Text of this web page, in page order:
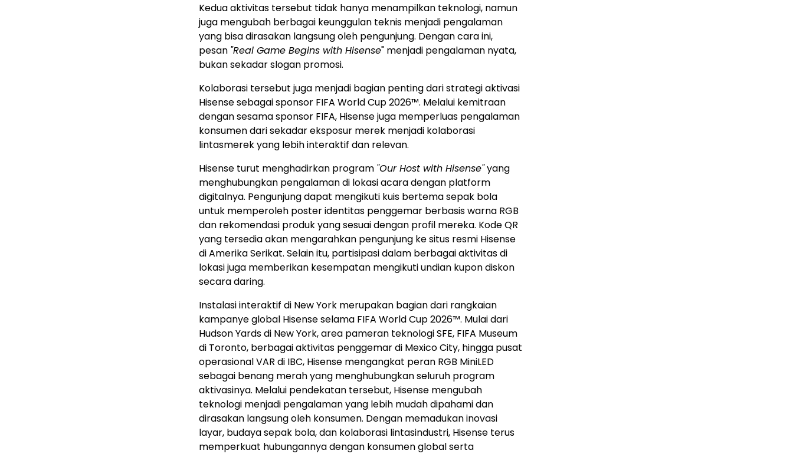
Kedua aktivitas tersebut tidak hanya menampilkan teknologi, namun
juga mengubah berbagai keunggulan teknis menjadi pengalaman
yang bisa dirasakan langsung oleh pengunjung. Dengan cara ini,
pesan "Real Game Begins with Hisense" menjadi pengalaman nyata,
bukan sekadar slogan promosi.
Kolaborasi tersebut juga menjadi bagian penting dari strategi aktivasi
Hisense sebagai sponsor FIFA World Cup 2026™. Melalui kemitraan
dengan sesama sponsor FIFA, Hisense juga memperluas pengalaman
konsumen dari sekadar eksposur merek menjadi kolaborasi
lintasmerek yang lebih interaktif dan relevan.
Hisense turut menghadirkan program "Our Host with Hisense"yang
menghubungkan pengalaman di lokasi acara dengan platform
digitalnya. Pengunjung dapat mengikuti kuis bertema sepak bola
untuk memperoleh poster identitas penggemar berbasis warna RGB
dan rekomendasi produk yang sesuai dengan profil mereka. Kode QR
yang tersedia akan mengarahkan pengunjung ke situs resmi Hisense
di Amerika Serikat. Selain itu, partisipasi dalam berbagai aktivitas di
lokasi juga memberikan kesempatan mengikuti undian kupon diskon
secara daring.
Instalasi interaktif di New York merupakan bagian dari rangkaian
kampanye global Hisense selama FIFA World Cup 2026™. Mulai dari
Hudson Yards di New York, area pameran teknologi SFE, FIFA Museum
di Toronto, berbagai aktivitas penggemar di Mexico City, hingga pusat
operasional VAR di IBC, Hisense mengangkat peran RGB MiniLED
sebagai benang merah yang menghubungkan seluruh program
aktivasinya. Melalui pendekatan tersebut, Hisense mengubah
teknologi menjadi pengalaman yang lebih mudah dipahami dan
dirasakan langsung oleh konsumen. Dengan memadukan inovasi
layar, budaya sepak bola, dan kolaborasi lintasindustri, Hisense terus
memperkuat hubungannya dengan konsumen global serta